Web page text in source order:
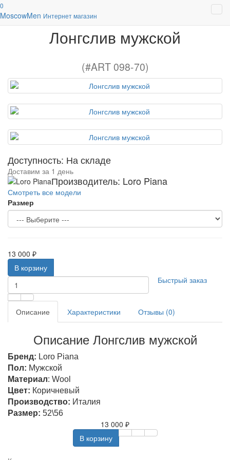
0
MoscowMen Интернет магазин
Лонгслив мужской
(#ART 098-70)
Доступность: На складе
Доставим за 1 день
Производитель: Loro Piana
Смотреть все модели
Размер
13 000 ₽
В корзину
Быстрый заказ
Описание Характеристики Отзывы (0)
Описание Лонгслив мужской
Бренд: Loro Piana
Пол: Мужской
Материал: Wool
Цвет: Коричневый
Производство: Италия
Размер: 52\56
13 000 ₽
В корзину